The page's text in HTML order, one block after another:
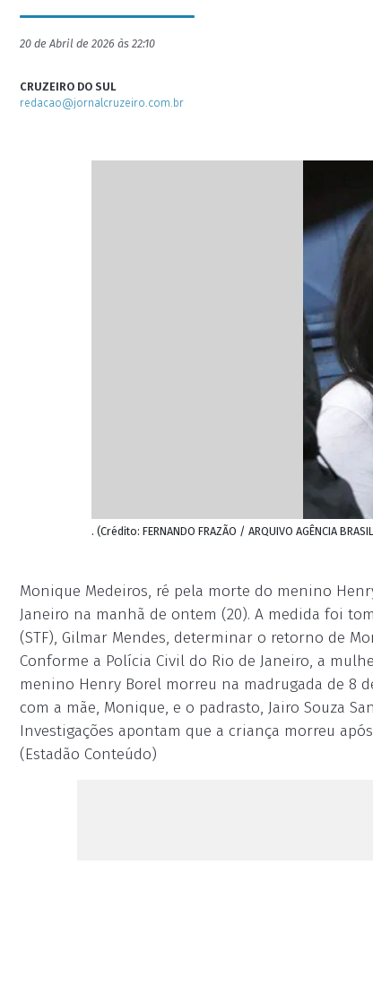
20 de Abril de 2026 às 22:10
CRUZEIRO DO SUL
redacao@jornalcruzeiro.com.br
. (Crédito: FERNANDO FRAZÃO / ARQUIVO AGÊNCIA
Monique Medeiros, ré pela morte do menino
Janeiro na manhã de ontem (20). A medida foi
(STF), Gilmar Mendes, determinar o retorno de
Conforme a Polícia Civil do Rio de Janeiro, a
menino Henry Borel morreu na madrugada de 8
com a mãe, Monique, e o padrasto, Jairo Souza
Investigações apontam que a criança morreu
(Estadão Conteúdo)